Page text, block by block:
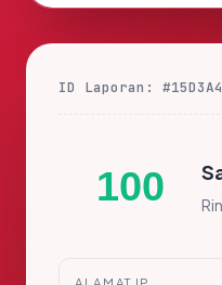
ID Laporan:
100